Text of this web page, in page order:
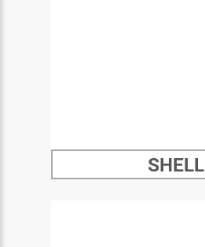
SHELL